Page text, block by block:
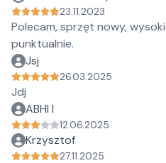
23.11.2023
Polecam, sprzęt nowy,
punktualnie.
Jsj
26.03.2025
Jdj
ABHI I
12.06.2025
Krzysztof
27.11.2025